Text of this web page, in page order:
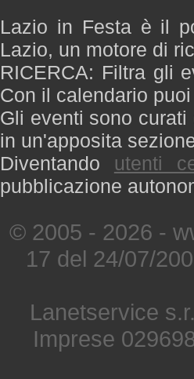
Lazio in Festa è il
Lazio, un motore di
RICERCA: Filtra gli
Con il calendario
Gli eventi sono
in un'apposita
Diventando utenti
pubblicazione
© 2005 - 2026 -
17 del 24/07/
Lanetservice
Imprese